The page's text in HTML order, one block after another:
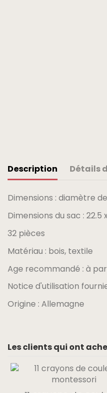
Description Détails
Dimensions : diamètre
Dimensions du sac : 22.5
32 pièces
Matériau : bois, textile
Age recommandé : à
Notice d'utilisation
Origine : Allemagne
Les clients qui ont